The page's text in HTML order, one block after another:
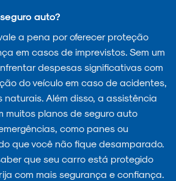
auto?
a pena por oferecer proteção
em casos de imprevistos. Sem um
despesas significativas com
do veículo em caso de acidentes,
naturais. Além disso, a assistência
muitos planos de seguro auto
como panes ou
que você não fique desamparado.
que seu carro está protegido
com mais segurança e confiança.